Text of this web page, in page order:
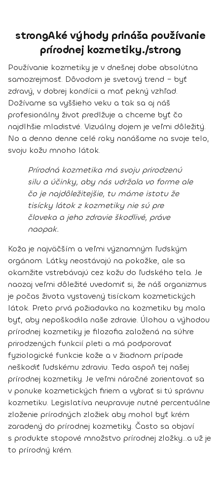
strongAké výhody prináša používanie
prírodnej kozmetiky./strong
Používanie kozmetiky je v dnešnej dobe absolútna
samozrejmosť. Dôvodom je svetový trend – byť
zdravý, v dobrej kondícii a mať pekný vzhľad.
Dožívame sa vyššieho veku a tak sa aj náš
profesionálny život predlžuje a chceme byť čo
najdlhšie mladistvé. Vizuálny dojem je veľmi dôležitý.
No a denno denne celé roky nanášame na svoje telo,
svoju kožu mnoho látok.
Prírodná kozmetika má svoju prirodzenú
silu a účinky, aby nás udržala vo forme ale
čo je najdôležitejšie, tu máme istotu že
tisícky látok z kozmetiky nie sú pre
človeka a jeho zdravie škodlivé, práve
naopak.
Koža je najväčším a veľmi významným ľudským
orgánom. Látky neostávajú na pokožke, ale sa
okamžite vstrebávajú cez kožu do ľudského tela. Je
naozaj veľmi dôležité uvedomiť si, že náš organizmus
je počas života vystavený tisíckam kozmetických
látok. Preto prvá požiadavka na kozmetiku by mala
byť, aby nepoškodila naše zdravie. Úlohou a výhodou
prírodnej kozmetiky je filozofia založená na súhre
prirodzených funkcií pleti a má podporovať
fyziologické funkcie kože a v žiadnom prípade
neškodiť ľudskému zdraviu. Teda aspoň tej našej
prírodnej kozmetiky. Je veľmi náročné zorientovať sa
v ponuke kozmetických firiem a vybrať si tú správnu
kozmetiku. Legislatíva neupravuje nutné percentuálne
zloženie prírodných zložiek aby mohol byť krém
zaradený do prírodnej kozmetiky. Často sa objaví
s produkte stopové množstvo prírodnej zložky...a už je
to prírodný krém.